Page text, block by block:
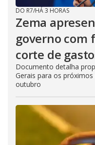
DO R7/HÁ 3 HORAS
Zema
governo com
corte de
Documento detalha
Gerais para os
outubro